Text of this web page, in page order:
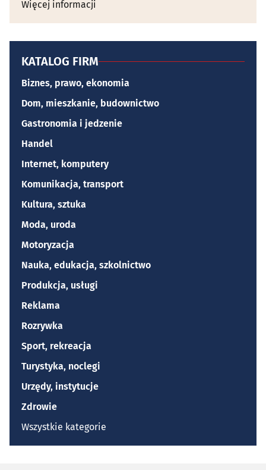
Więcej informacji
KATALOG FIRM
Biznes, prawo, ekonomia
Dom, mieszkanie, budownictwo
Gastronomia i jedzenie
Handel
Internet, komputery
Komunikacja, transport
Kultura, sztuka
Moda, uroda
Motoryzacja
Nauka, edukacja, szkolnictwo
Produkcja, usługi
Reklama
Rozrywka
Sport, rekreacja
Turystyka, noclegi
Urzędy, instytucje
Zdrowie
Wszystkie kategorie